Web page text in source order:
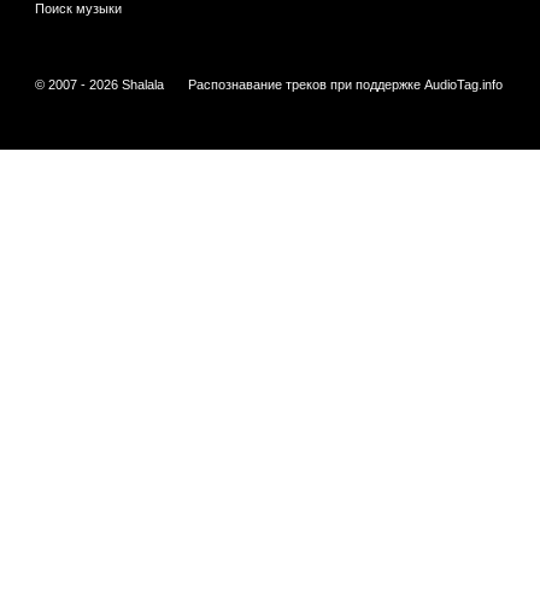
Поиск музыки
© 2007 - 2026 Shalala Распознавание треков при поддержке AudioTag.info